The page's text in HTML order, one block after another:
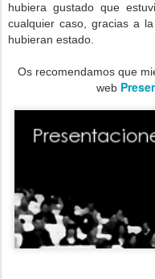
hubiera gustado que
cualquier caso, gracias a
hubieran estado.
Os recomendamos que
web